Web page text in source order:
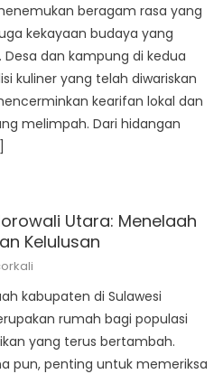
beragam rasa yang
kekayaan budaya yang
dan kampung di kedua
kuliner yang telah diwariskan
kearifan lokal dan
melimpah. Dari hidangan
Utara: Menelaah
Kelulusan
kabupaten di Sulawesi
rumah bagi populasi
yang terus bertambah.
pun, penting untuk memeriksa